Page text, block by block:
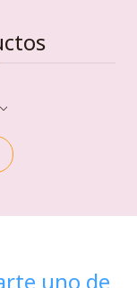
uno de